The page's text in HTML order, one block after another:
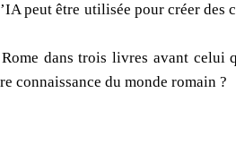
peut être utilisée pour créer des
dans trois livres avant celui
connaissance du monde romain ?